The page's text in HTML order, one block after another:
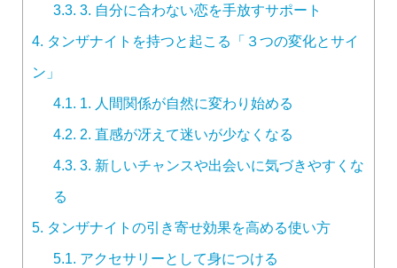
3.3. 3. 自分に合わない恋を手放すサポート
4. タンザナイトを持つと起こる「３つの変化とサイ
ン」
4.1. 1. 人間関係が自然に変わり始める
4.2. 2. 直感が冴えて迷いが少なくなる
4.3. 3. 新しいチャンスや出会いに気づきやすくな
る
5. タンザナイトの引き寄せ効果を高める使い方
5.1. アクセサリーとして身につける